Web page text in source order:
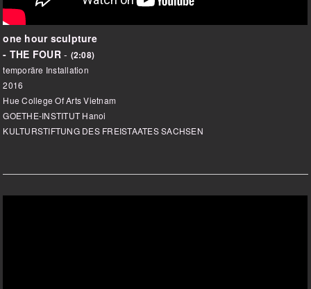
one hour sculpture
- THE FOUR- (2:08)
temporäre Installation
2016
Hue College Of Arts Vietnam
GOETHE-INSTITUT Hanoi
KULTURSTIFTUNG DES FREISTAATES SACHSEN